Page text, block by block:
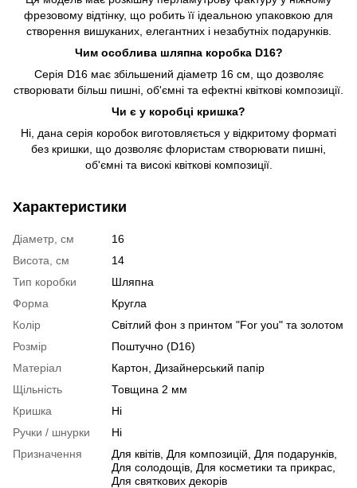
фрезовому відтінку, що робить її ідеальною упаковкою для
створення вишуканих, елегантних і незабутніх подарунків.
Чим особлива шляпна коробка D16?
Серія D16 має збільшений діаметр 16 см, що дозволяє
створювати більш пишні, об'ємні та ефектні квіткові композиції.
Чи є у коробці кришка?
Ні, дана серія коробок виготовляється у відкритому форматі
без кришки, що дозволяє флористам створювати пишні,
об'ємні та високі квіткові композиції.
Характеристики
Діаметр, см
16
Висота, см
14
Тип коробки
Шляпна
Форма
Кругла
Колір
Світлий фон з принтом "For you" та золотом
Розмір
Поштучно (D16)
Матеріал
Картон, Дизайнерський папір
Щільність
Товщина 2 мм
Кришка
Ні
Ручки / шнурки
Ні
Призначення
Для квітів, Для композицій, Для подарунків,
Для солодощів, Для косметики та прикрас,
Для святкових декорів